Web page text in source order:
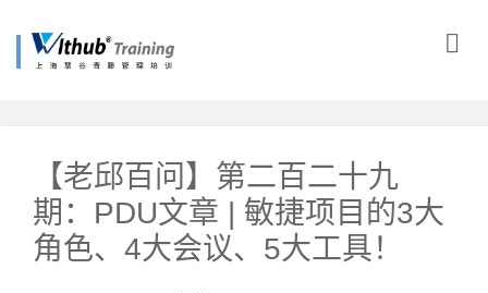
【老邱百问】第二百二十九
期：PDU文章 | 敏捷项目的3大
角色、4大会议、5大工具！